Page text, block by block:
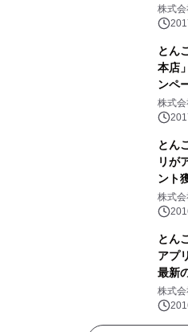
開催
株式
とん
本店
ンペ
株式
とん
リが
ント
倍キ
株式
とん
アプ
最新
株式